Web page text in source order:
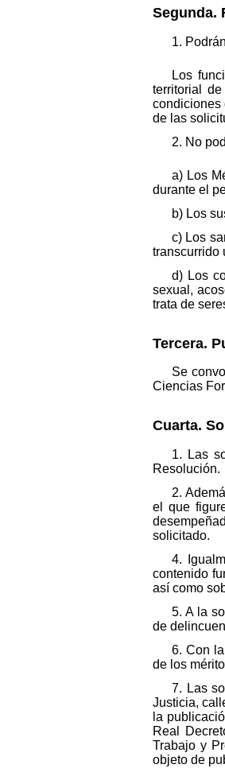
Segunda.
1.
Los
territorial
condiciones
de las
2. No
a) Los
durante el
b) Los
c) Los
transcurrido
d) Los
sexual,
trata de
Tercera.
Se
Ciencias
Cuarta.
1. Las
Resolución.
2.
el que
solicitado.
4.
contenido
así como
5. A la
de
6. Con
de los
7. Las
Justicia,
la
Real
Trabajo y
objeto de